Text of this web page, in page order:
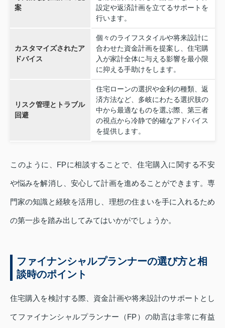
案
設定や返済計画を立てるサポートを
行います。
カスタマイズされたア
ドバイス
個々のライフスタイルや将来設計に
合わせた資金計画を提案し、住宅購
入が家計全体に与える影響を最小限
に抑える手助けをします。
リスク管理とトラブル
回避
住宅ローンの選択や金利の種類、返
済方法など、多岐にわたる選択肢の
中から最適なものを選ぶ際、第三者
の視点から冷静で的確なアドバイス
を提供します。
このように、FPに相談することで、住宅購入に関する不安
や悩みを解消し、安心して計画を進めることができます。専
門家の知識と経験を活用し、理想の住まいを手に入れるため
の第一歩を踏み出してみてはいかがでしょうか。
ファイナンシャルプランナーの選び方と相
談時のポイント
住宅購入を検討する際、資金計画や将来設計のサポートとし
てファイナンシャルプランナー（FP）の助言は非常に有益